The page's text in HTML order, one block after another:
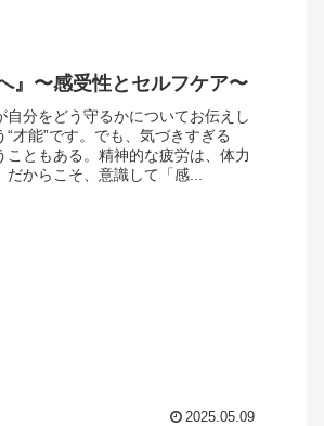
』〜感受性とセルフケア〜
分をどう守るかについてお伝えし
才能”です。でも、気づきすぎる
ともある。精神的な疲労は、体力
からこそ、意識して「感...
2025.05.09